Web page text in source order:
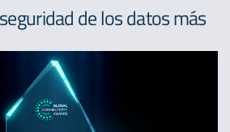
de los datos más